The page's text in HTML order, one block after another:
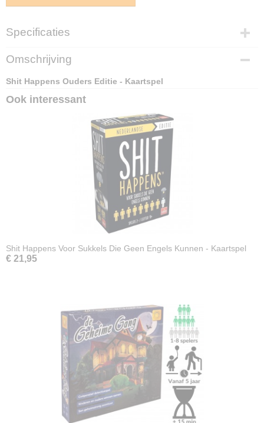
Specificaties
EAN code
8720077322349
Omschrijving
Shit Happens Ouders Editie - Kaartspel
Ook interessant
Shit Happens Voor Sukkels Die Geen Engels Kunnen - Kaartspel
€ 21,95